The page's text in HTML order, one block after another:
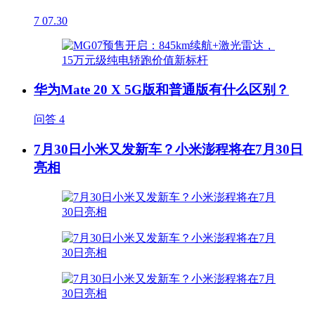
7 07.30
华为Mate 20 X 5G版和普通版有什么区别？
问答 4
7月30日小米又发新车？小米澎程将在7月30日
亮相